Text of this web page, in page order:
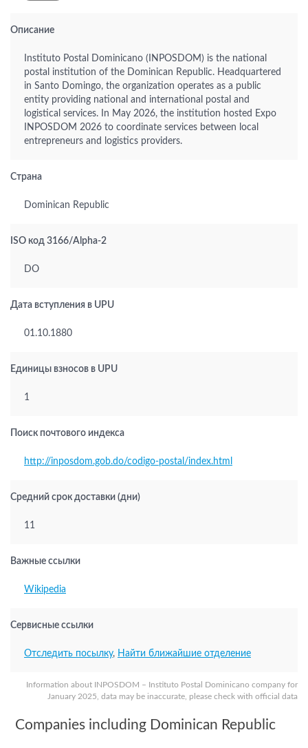
Information about INPOSDOM – Instituto Postal Dominicano company for
January 2025, data may be inaccurate, please check with official data
Описание
Instituto Postal Dominicano (INPOSDOM) is the national
postal institution of the Dominican Republic. Headquartered
in Santo Domingo, the organization operates as a public
entity providing national and international postal and
logistical services. In May 2026, the institution hosted Expo
INPOSDOM 2026 to coordinate services between local
entrepreneurs and logistics providers.
Страна
Dominican Republic
ISO код 3166/Alpha-2
DO
Дата вступления в UPU
01.10.1880
Единицы взносов в UPU
1
Поиск почтового индекса
http://inposdom.gob.do/codigo-postal/index.html
Средний срок доставки (дни)
11
Важные ссылки
Wikipedia
Сервисные ссылки
Отследить посылку, Найти ближайшие отделение
Companies including Dominican Republic